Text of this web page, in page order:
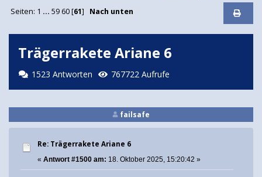
Seiten: 1 ... 59 60[61] Nach unten
Trägerrakete Ariane 6
1523 Antworten 767722 Aufrufe
failsafe
Re: Trägerrakete Ariane 6
« Antwort #1500 am: 18. Oktober 2025, 15:20:42 »